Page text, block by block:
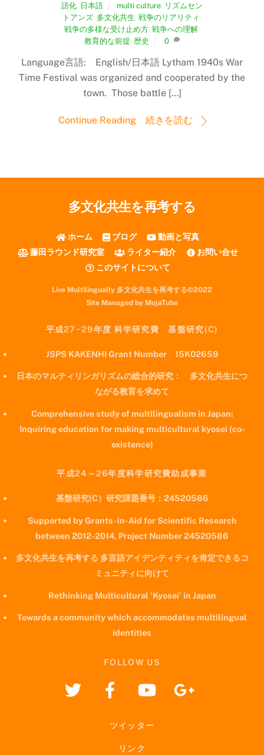
語化 日本語 multi culture, リズムセン
トアンズ 多文化共生 戦争のリアリティ
戦争の多様な受け止め方 戦争への理解
教育的な前提 歴史 0
Language言語: English/日本語 Lytham 1940s War
Time Festival was organized and cooperated by the
town. Those battle […]
Continue Reading 続きを読む
多文化共生を再考する
ホーム ブログ
動画と写真
藤田ラウンド研究室
ライター紹介
お問い合せ
このサイトについて
Live Multilingually 多文化共生を再考する©2022
Site Managed by MojaTube
平成27−29年度 科学研究費 基盤研究(C)
JSPS KAKENHI Grant Number 15K02659
日本のマルティリンガリズムの総合的研究： 多文化共生につ
ながる教育を求めて
Comprehensive study of multilingualism in Japan:
Inquiring education for making multicultural kyosei (co-
existence)
平成24～26年度科学研究費助成事業
基盤研究(C）研究課題番号：24520586
Supported by Grants-in-Aid for Scientific Research
between 2012-2014, Project Number 24520586
多文化共生を再考する 多言語アイデンティティを肯定できるコ
ミュニティに向けて
Rethinking Multicultural 'Kyosei' in Japan
Towards a community which accommodates multilingual
identities
FOLLOW US
ツイッター
リンク